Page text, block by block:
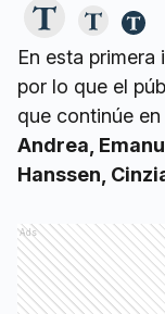
En esta
por lo que el
que continúe
Andrea,
Hanssen,
Ads